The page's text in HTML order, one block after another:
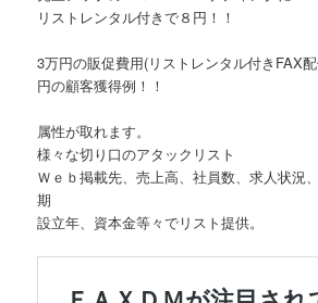
リストレンタル付きで８円！！
3万円の販促費用(リストレンタル付きFAX
円の顧客獲得例！！
属性が取れます。
様々な切り口のアタックリスト
Ｗｅｂ掲載先、売上高、社員数、求人状況
期
設立年、資本金等々でリスト提供。